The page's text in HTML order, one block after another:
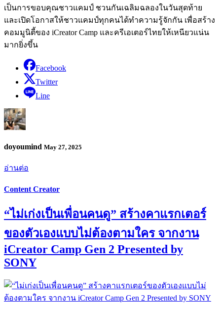
เป็นการขอบคุณชาวแคมป์ ชวนกันเฉลิมฉลองในวันสุดท้าย
และเปิดโอกาสให้ชาวแคมป์ทุกคนได้ทำความรู้จักกัน เพื่อสร้าง
คอมมูนิตี้ของ iCreator Camp และครีเอเตอร์ไทยให้เหนียวแน่น
มากยิ่งขึ้น
Facebook
Twitter
Line
doyoumind May 27, 2025
อ่านต่อ
Content Creator
“ไม่เก่งเป็นเพื่อนคนดู” สร้างคาแรกเตอร์
ของตัวเองแบบไม่ต้องตามใคร จากงาน
iCreator Camp Gen 2 Presented by
SONY